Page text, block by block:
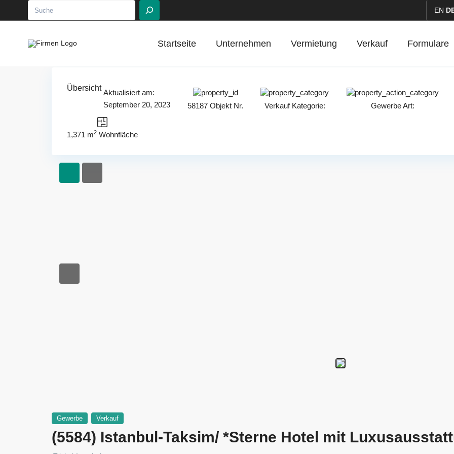
Suchen EN
Startseite Unternehmen Vermietung Verkauf Formulare
Übersicht
Aktualisiert am:
September 20, 2023
58187 Objekt Nr. VerkaufKategorie: GewerbeArt:
1,371 m2 Wohnfläche
Gewerbe Verkauf
(5584) Istanbul-Taksim/ *Sterne Hotel mit